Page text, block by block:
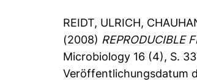
REIDT, ULRICH,
(2008) REPRODUCIBLE
Microbiology 16 (4), S.
Veröffentlichungsdatum